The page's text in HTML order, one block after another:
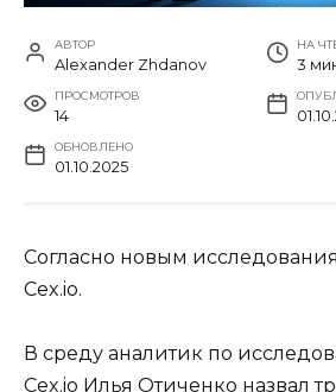
АВТОР
Alexander Zhdanov
НА
3
ПРОСМОТРОВ
14
ОБНОВЛЕНО
01.10.2025
Согласно новым
Cex.io.
В среду аналитик по
Cex.io Илья Отиченко назвал